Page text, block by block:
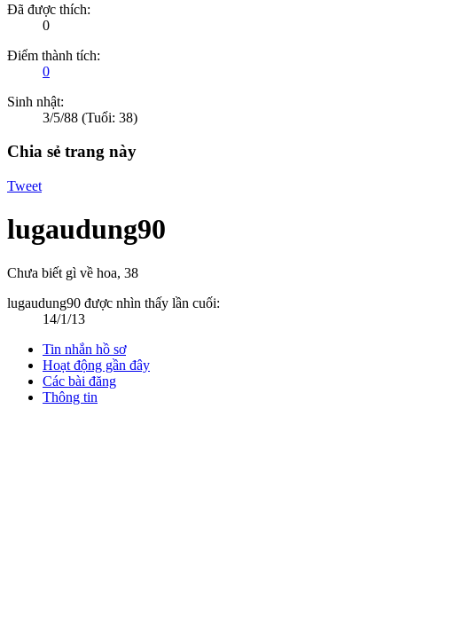
Đã được thích:
0
Điểm thành tích:
0
Sinh nhật:
3/5/88 (Tuổi: 38)
Chia sẻ trang này
Tweet
lugaudung90
Chưa biết gì về hoa, 38
lugaudung90 được nhìn thấy lần cuối:
14/1/13
Tin nhắn hồ sơ
Hoạt động gần đây
Các bài đăng
Thông tin